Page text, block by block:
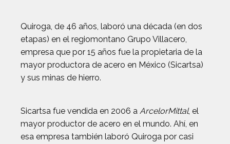
Quiroga, de 46 años, laboró una década (en dos
etapas) en el regiomontano Grupo Villacero,
empresa que por 15 años fue la propietaria de la
mayor productora de acero en México (Sicartsa)
y sus minas de hierro.
Sicartsa fue vendida en 2006 a ArcelorMittal, el
mayor productor de acero en el mundo. Ahí, en
esa empresa también laboró Quiroga por casi